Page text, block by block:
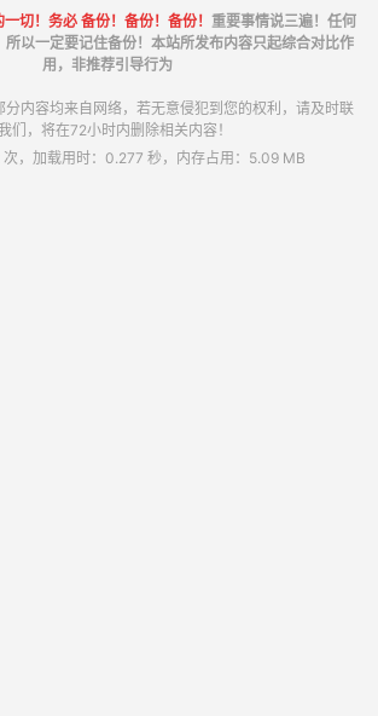
切！务必 备份！备份！备份！ 重要事情说三遍！任何
所以一定要记住备份！本站所发布内容只起综合对比作
用，非推荐引导行为
分内容均来自网络，若无意侵犯到您的权利，请及时联
们，将在72小时内删除相关内容！
，加载用时：0.277 秒，内存占用：5.09 MB